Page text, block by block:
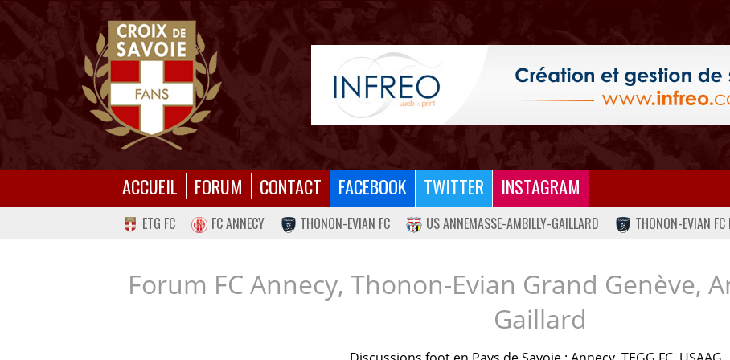
ACCUEIL FORUM CONTACT FACEBOOK TWITTER INSTAGRAM
ETG FC FC ANNECY THONON-EVIAN FC US ANNEMASSE-AMBILLY-GAILLARD THONON-EVIAN FC
Forum FC Annecy, Thonon-Evian Grand Genève,
Gaillard